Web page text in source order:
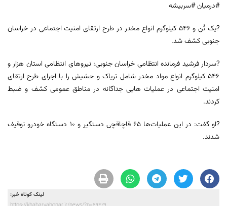
#درمیان #سربیشه
?یک تُن و ۵۴۶ کیلوگرم انواع مخدر در طرح ارتقای امنیت اجتماعی در خراسان
جنوبی کشف شد.
?سردار فرشید فرمانده انتظامی خراسان جنوبی: نیرو‌های انتظامی استان هزار و
۵۴۶ کیلوگرم انواع مواد مخدر شامل تریاک و حشیش را با اجرای طرح ارتقای
امنیت اجتماعی در عملیات هایی جداگانه در مناطق عمومی کشف و ضبط
کردند.
?او گفت: در این عملیات‌ها ۶۵ قاچاقچی دستگیر و ۱۰ دستگاه خودرو توقیف
شدند.
لینک کوتاه خبر: